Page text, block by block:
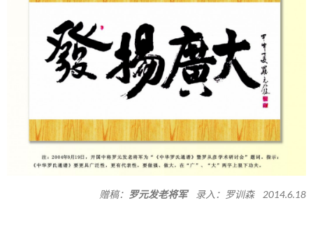
赠稿： 罗元发老将军录入：罗训森 2014.6.18